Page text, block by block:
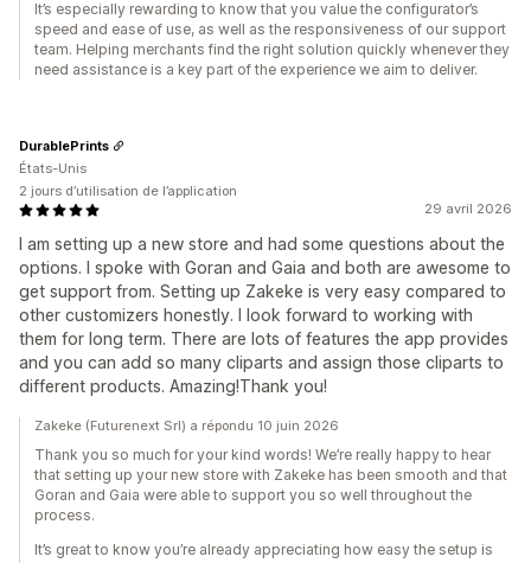
It’s especially rewarding to know that you value the configurator’s
speed and ease of use, as well as the responsiveness of our support
team. Helping merchants find the right solution quickly whenever they
need assistance is a key part of the experience we aim to deliver.
29 avril 2026
I am setting up a new store and had some questions about the
options. I spoke with Goran and Gaia and both are awesome to
get support from. Setting up Zakeke is very easy compared to
other customizers honestly. I look forward to working with
them for long term. There are lots of features the app provides
and you can add so many cliparts and assign those cliparts to
different products. Amazing!Thank you!
DurablePrints
États-Unis
2 jours d’utilisation de l’application
Zakeke (Futurenext Srl) a répondu 10 juin 2026
Thank you so much for your kind words! We’re really happy to hear
that setting up your new store with Zakeke has been smooth and that
Goran and Gaia were able to support you so well throughout the
process.
It’s great to know you’re already appreciating how easy the setup is